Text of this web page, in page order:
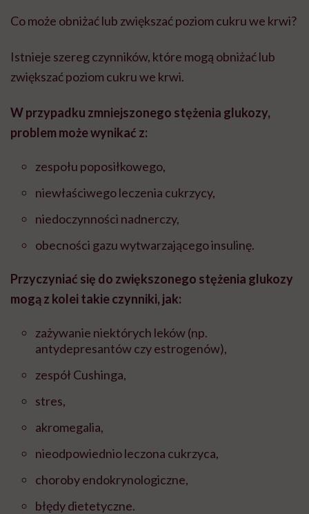
Co może obniżać lub zwiększać poziom cukru we krwi?
Istnieje szereg czynników, które mogą obniżać lub
zwiększać poziom cukru we krwi.
W przypadku zmniejszonego stężenia glukozy,
problem może wynikać z:
zespołu poposiłkowego,
niewłaściwego leczenia cukrzycy,
niedoczynności nadnerczy,
obecności gazu wytwarzającego insulinę.
Przyczyniać się do zwiększonego stężenia glukozy
mogą z kolei takie czynniki, jak:
zażywanie niektórych leków (np.
antydepresantów czy estrogenów),
zespół Cushinga,
stres,
akromegalia,
nieodpowiednio leczona cukrzyca,
choroby endokrynologiczne,
błędy dietetyczne.